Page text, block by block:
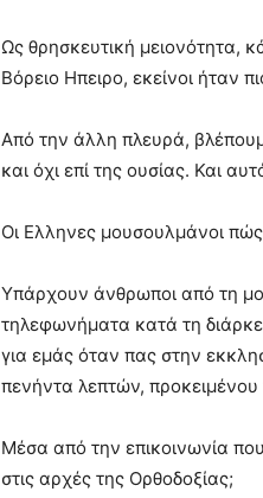
Ως θρησκευτική μειονότητα,
Βόρειο Ηπειρο, εκείνοι ήταν
Από την άλλη πλευρά,
και όχι επί της ουσίας. Και
Οι Ελληνες μουσουλμάνοι
Υπάρχουν άνθρωποι από τη
τηλεφωνήματα κατά τη
για εμάς όταν πας στην
πενήντα λεπτών,
Μέσα από την επικοινωνία
στις αρχές της Ορθοδοξίας;